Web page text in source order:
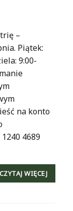
–
Piątek:
9:00-
na konto
4689
CZYTAJ WIĘCEJ